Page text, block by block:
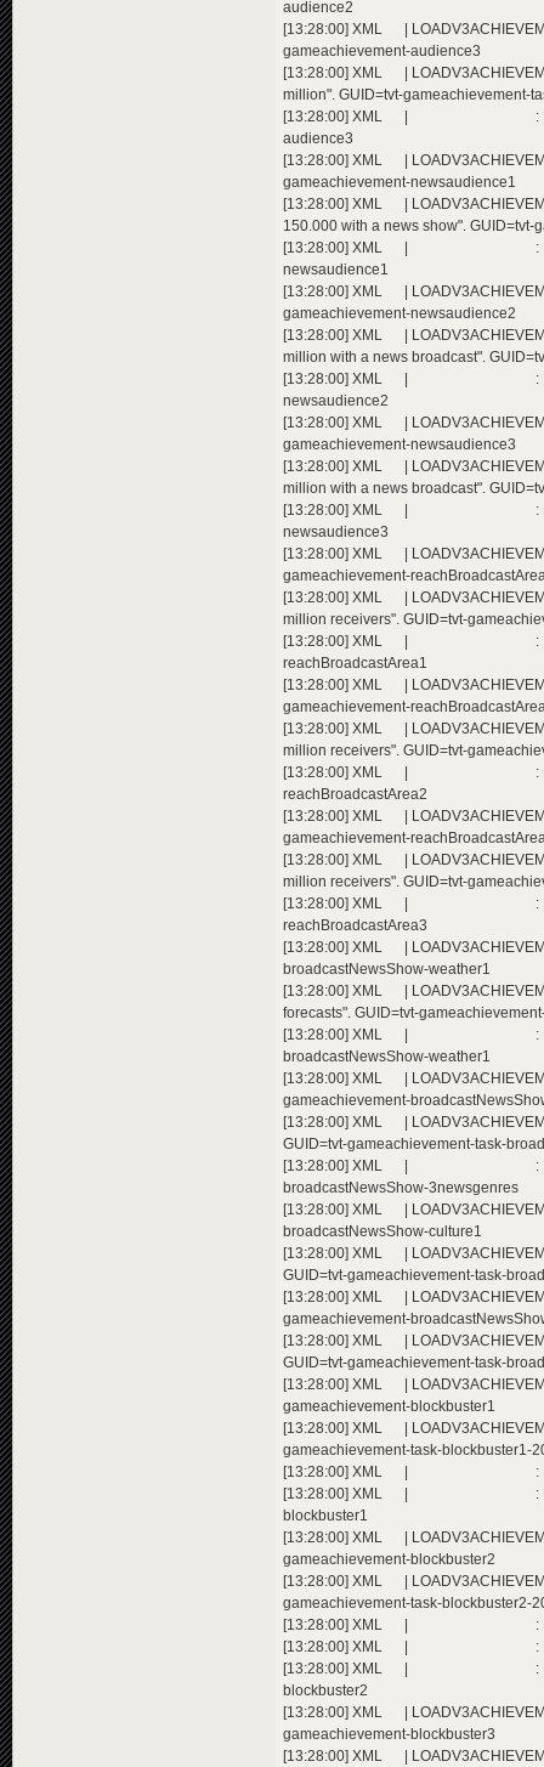
audience2
[13:28:00] XML |
gameachievement-audience3
[13:28:00] XML |
million". GUID=tvt-gameachievement-
[13:28:00] XML | : Extending
audience3
[13:28:00] XML |
gameachievement-newsaudience1
[13:28:00] XML |
150.000 with a news show".
[13:28:00] XML | : Extending
newsaudience1
[13:28:00] XML |
gameachievement-newsaudience2
[13:28:00] XML |
million with a news broadcast".
[13:28:00] XML | : Extending
newsaudience2
[13:28:00] XML |
gameachievement-newsaudience3
[13:28:00] XML |
million with a news broadcast".
[13:28:00] XML | : Extending
newsaudience3
[13:28:00] XML |
gameachievement-
[13:28:00] XML |
million receivers". GUID=tvt-
[13:28:00] XML | : Extending
reachBroadcastArea1
[13:28:00] XML |
gameachievement-
[13:28:00] XML |
million receivers". GUID=tvt-
[13:28:00] XML | : Extending
reachBroadcastArea2
[13:28:00] XML |
gameachievement-
[13:28:00] XML |
million receivers". GUID=tvt-
[13:28:00] XML | : Extending
reachBroadcastArea3
[13:28:00] XML |
broadcastNewsShow-weather1
[13:28:00] XML |
forecasts". GUID=tvt-
[13:28:00] XML | : Extending
broadcastNewsShow-weather1
[13:28:00] XML |
gameachievement-
[13:28:00] XML |
GUID=tvt-gameachievement-task-
[13:28:00] XML | : Extending
broadcastNewsShow-3newsgenres
[13:28:00] XML |
broadcastNewsShow-culture1
[13:28:00] XML |
GUID=tvt-gameachievement-task-
[13:28:00] XML |
gameachievement-
[13:28:00] XML |
GUID=tvt-gameachievement-task-
[13:28:00] XML |
gameachievement-blockbuster1
[13:28:00] XML |
gameachievement-task-blockbuster1-
[13:28:00] XML | : Extending
[13:28:00] XML | : Extending
blockbuster1
[13:28:00] XML |
gameachievement-blockbuster2
[13:28:00] XML |
gameachievement-task-blockbuster2-
[13:28:00] XML | : Extending
[13:28:00] XML | : Extending
[13:28:00] XML | : Extending
blockbuster2
[13:28:00] XML |
gameachievement-blockbuster3
[13:28:00] XML |